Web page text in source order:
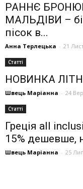
РАННЄ
МАЛЬДІВИ –
пісок в...
Анна Терлецька - 21
Статті
НОВИНКА
Швець Маріанна - 24
Статті
Греція all
15% дешевше,
Швець Маріанна - 25